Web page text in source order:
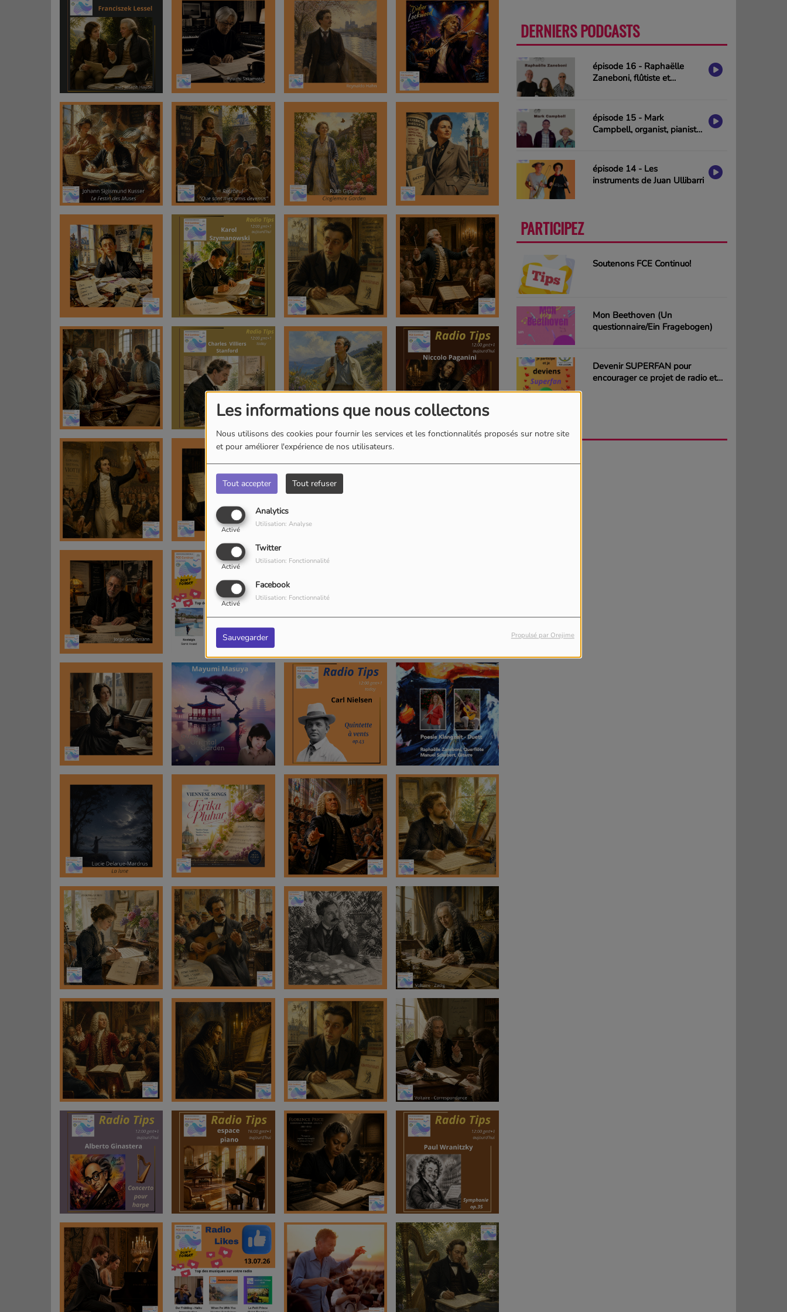
Les informations que nous collectons
Nous utilisons des cookies pour fournir les services et les fonctionnalités proposés sur notre site
et pour améliorer l'expérience de nos utilisateurs.
Tout accepter Tout refuser
Analytics
Activé
Utilisation: Analyse
Twitter
Activé
Utilisation: Fonctionnalité
Facebook
Activé
Utilisation: Fonctionnalité
Sauvegarder Propulsé par Orejime
DERNIERS PODCASTS
épisode 16 - Raphaëlle
Zaneboni, flûtiste et
épisode 15 - Mark
Campbell, organist, pianist
épisode 14 - Les
instruments de Juan Ullibarri
PARTICIPEZ
Soutenons FCE Continuo!
Mon Beethoven (Un
questionnaire/Ein Fragebogen)
Devenir SUPERFAN pour
encourager ce projet de radio et
AGENDA